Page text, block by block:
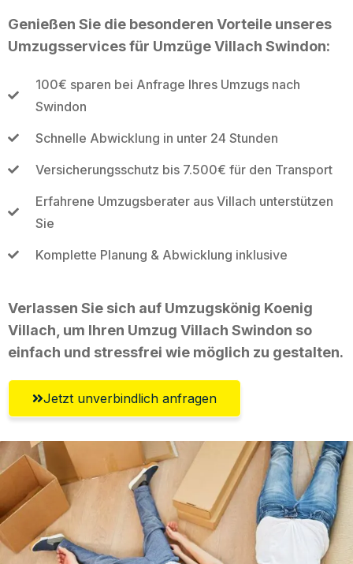
Genießen Sie die besonderen Vorteile unseres
Umzugsservices für Umzüge Villach Swindon:
100€ sparen bei Anfrage Ihres Umzugs nach
Swindon
Schnelle Abwicklung in unter 24 Stunden
Versicherungsschutz bis 7.500€ für den Transport
Erfahrene Umzugsberater aus Villach unterstützen
Sie
Komplette Planung & Abwicklung inklusive
Verlassen Sie sich auf Umzugskönig Koenig
Villach, um Ihren Umzug Villach Swindon so
einfach und stressfrei wie möglich zu gestalten.
Jetzt unverbindlich anfragen